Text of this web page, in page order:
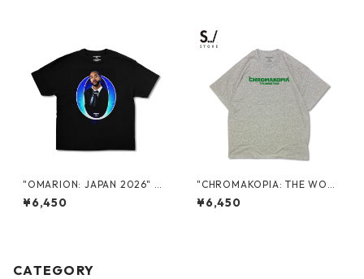
"OMARION: JAPAN 2026" P
ROMO S/S TEE
¥6,450
"CHROMAKOPIA: THE WORL
D TOUR + ASIA" PROMO S/S
TEE
¥6,450
CATEGORY